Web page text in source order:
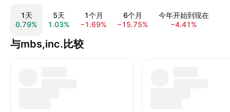
1天
0.79%
5天
1.03%
1个月
−1.69%
6个月
−15.75%
今年开始到现在
−4.41%
与mbs,inc.比较